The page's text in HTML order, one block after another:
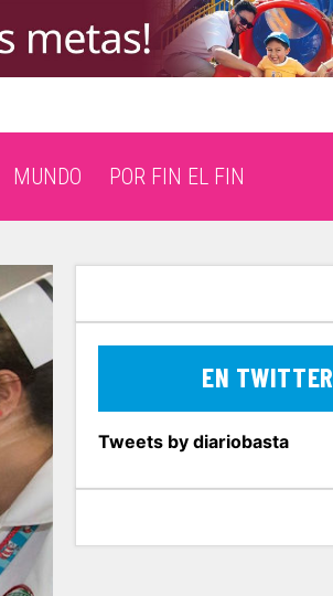
MUNDO POR FIN EL FIN
EN TWITTER
Tweets by diariobasta